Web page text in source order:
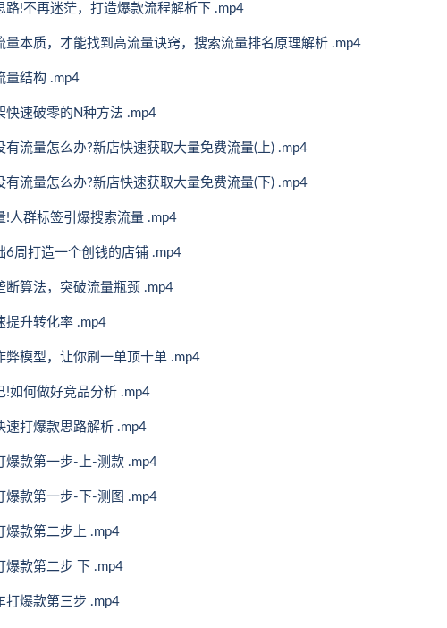
!不再迷茫，打造爆款流程解析下 .mp4
本质，才能找到高流量诀窍，搜索流量排名原理解析 .mp4
量结构 .mp4
快速破零的N种方法 .mp4
流量怎么办?新店快速获取大量免费流量(上) .mp4
流量怎么办?新店快速获取大量免费流量(下) .mp4
!人群标签引爆搜索流量 .mp4
6周打造一个创钱的店铺 .mp4
断算法，突破流量瓶颈 .mp4
提升转化率 .mp4
弊模型，让你刷一单顶十单 .mp4
!如何做好竞品分析 .mp4
速打爆款思路解析 .mp4
爆款第一步-上-测款 .mp4
爆款第一步-下-测图 .mp4
爆款第二步上 .mp4
爆款第二步 下 .mp4
打爆款第三步 .mp4